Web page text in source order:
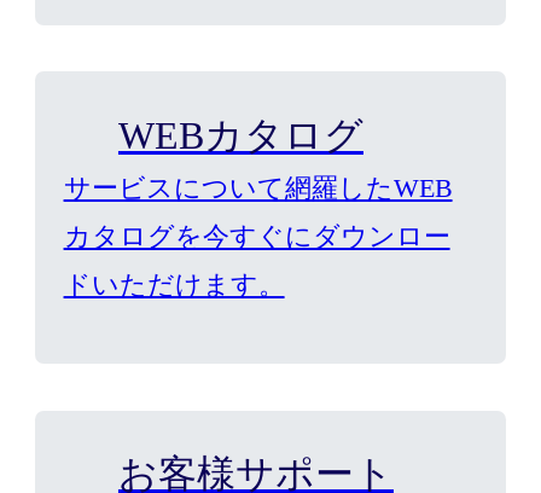
WEBカタログ
サービスについて網羅したWEB
カタログを今すぐにダウンロー
ドいただけます。
お客様サポート